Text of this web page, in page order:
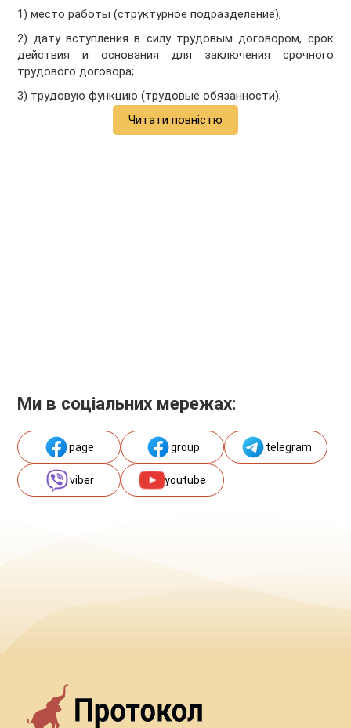
1) место работы (структурное подразделение);
2) дату вступления в силу трудовым договором, срок
действия и основания для заключения срочного
трудового договора;
3) трудовую функцию (трудовые обязанности);
Читати повністю
Ми в соціальних мережах:
page group telegram
viber youtube